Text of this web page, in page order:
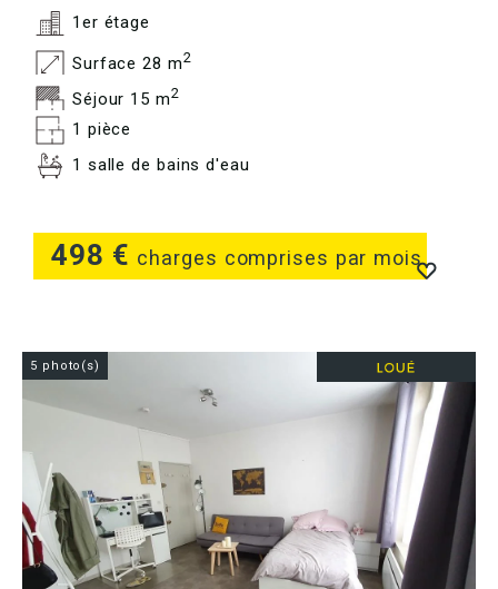
498 € charges comprises par mois
1er étage
Surface 28 m2
Séjour 15 m2
1 pièce
1 salle de bains d'eau
5 photo(s)